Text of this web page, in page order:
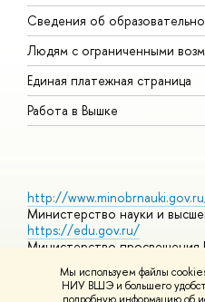
Мы используем файлы
НИУ ВШЭ и большего
Сведения об
Людям с ограниченными
Единая платежная страница
Работа в Вышке
http://
Министерство науки и
https://edu.gov.ru/
Министерство просвещения
Массовые открытые онлайн-